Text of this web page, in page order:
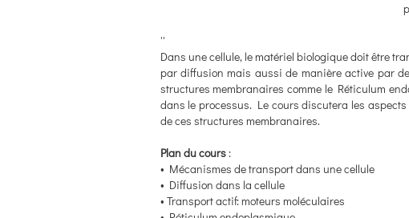
''
Dans une cellule, le matériel biologique doit être
par diffusion mais aussi de manière active par
structures membranaires comme le Réticulum
dans le processus. Le cours discutera les
de ces structures membranaires.
Plan du cours:
• Mécanismes de transport dans une cellule
• Diffusion dans la cellule
• Transport actif: moteurs moléculaires